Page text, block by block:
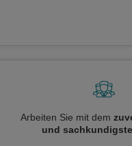
Arbeiten Sie mit dem
und